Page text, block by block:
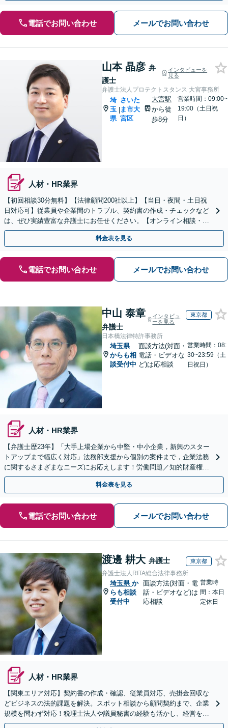
電話でお問い合わせ メールでお問い合わせ
山本 晶彦 弁
護士
インタビューを
見る
弁護士法人プロテクトスタンス 大宮事務所
埼
玉
県
|
さいた
ま市大
宮区
大宮駅
から徒
歩8分
営業時間：09:00~
19:00（土日祝
日）
人材・HR業界
【初回相談30分無料】【法律顧問200社以上】【当日・夜間・土日祝
日対応可】従業員や企業間のトラブル、契約書の作成・チェックなど
は、ぜひ実績豊富な弁護士にお任せください。【オンライン相談・電
子契約に対応】
料金表を見る
電話でお問い合わせ メールでお問い合わせ
中山 泰章
弁護士
インタビュ
ーを見る
東京都
日本橋法律特許事務所
埼玉県
からも相
談受付中
面談方法(対面・
電話・ビデオな
ど)は応相談
営業時間：08:
30~23:59（土
日祝日）
人材・HR業界
【弁護士歴23年】「大手上場企業から中堅・中小企業，新興のスター
トアップまで幅広く対応」法務部支援から個別の案件まで，企業法務
に関するさまざまなニーズにお応えします！労働問題／知的財産権の
保護／M&A／コンプライアンス体制の構築ほか
料金表を見る
電話でお問い合わせ メールでお問い合わせ
渡邊 耕大 弁護士 東京都
弁護士法人RITA総合法律事務所
埼玉県 か
らも相談
受付中
面談方法(対面・電
話・ビデオなど)は
応相談
営業時
間：本日
定休日
人材・HR業界
【関東エリア対応】契約書の作成・確認、従業員対応、売掛金回収な
どビジネスの法的課題を解決。スポット相談から顧問契約まで、企業
規模を問わず対応！税理士法人や議員秘書の経験も活かし、経営を法
務面から支えます【夜間や休日相談可｜オンライン相談可】